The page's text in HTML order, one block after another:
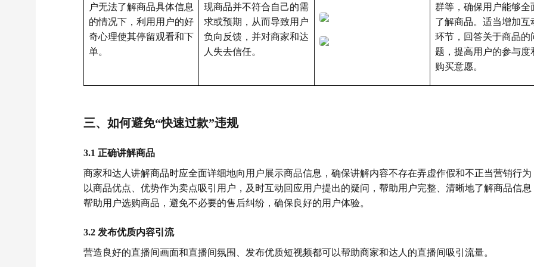
户无法了解商品具体信息
的情况下，利用用户的好
奇心理使其停留观看和下
单。
现商品并不符合自己的需
求或预期，从而导致用户
负向反馈，并对商家和达
人失去信任。
群等，确保用户能够全
了解商品。适当增加互
环节，回答关于商品的
题，提高用户的参与度
购买意愿。
三、 如何避免“快速过款”违规
3.1 正确讲解商品
商家和达人讲解商品时应全面详细地向用户展示商品信息，确保讲解内容不存在弄虚作假和不正当营销行为
以商品优点、优势作为卖点吸引用户，及时互动回应用户提出的疑问，帮助用户完整、清晰地了解商品信息
帮助用户选购商品，避免不必要的售后纠纷，确保良好的用户体验。
3.2 发布优质内容引流
营造良好的直播间画面和直播间氛围、发布优质短视频都可以帮助商家和达人的直播间吸引流量。